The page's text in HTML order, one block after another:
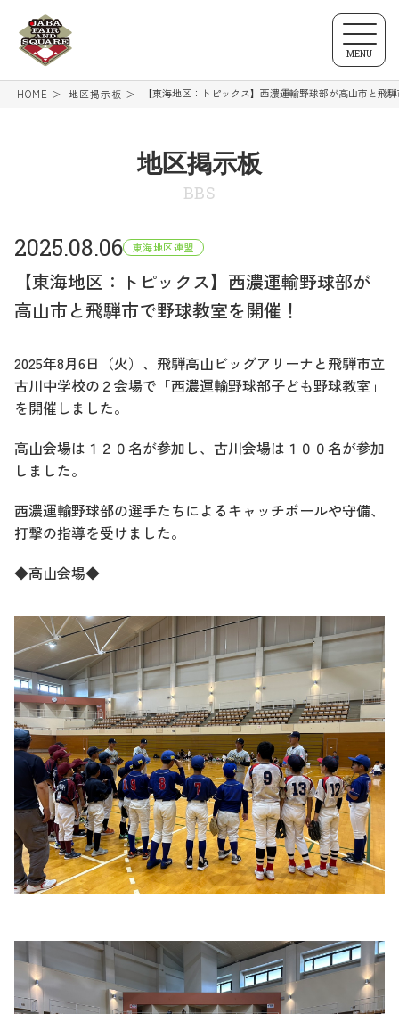
MENU
HOME 地区掲示板 【東海地区：トピックス】西濃運輸野球部が高山市と飛
地区掲示板
BBS
2025.08.06 東海地区連盟
【東海地区：トピックス】西濃運輸野球部が
高山市と飛騨市で野球教室を開催！
2025年8月6日（火）、飛騨高山ビッグアリーナと飛騨市立
古川中学校の２会場で「西濃運輸野球部子ども野球教室」
を開催しました。
高山会場は１２０名が参加し、古川会場は１００名が参加
しました。
西濃運輸野球部の選手たちによるキャッチボールや守備、
打撃の指導を受けました。
◆高山会場◆